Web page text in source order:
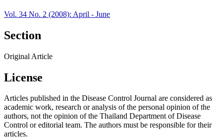
Vol. 34 No. 2 (2008): April - June
Section
Original Article
License
Articles published in the Disease Control Journal are considered as
academic work, research or analysis of the personal opinion of the
authors, not the opinion of the Thailand Department of Disease
Control or editorial team. The authors must be responsible for their
articles.